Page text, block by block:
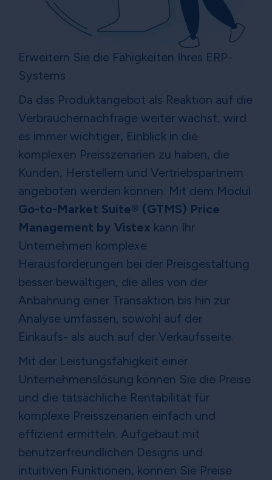
Erweitern Sie die Fähigkeiten Ihres ERP-
Systems
Da das Produktangebot als Reaktion auf die
Verbrauchernachfrage weiter wächst, wird
es immer wichtiger, Einblick in die
komplexen Preisszenarien zu haben, die
Kunden, Herstellern und Vertriebspartnern
angeboten werden können. Mit dem Modul
Go-to-Market Suite® (GTMS) Price
Management by Vistex kann Ihr
Unternehmen komplexe
Herausforderungen bei der Preisgestaltung
besser bewältigen, die alles von der
Anbahnung einer Transaktion bis hin zur
Analyse umfassen, sowohl auf der
Einkaufs- als auch auf der Verkaufsseite.
Mit der Leistungsfähigkeit einer
Unternehmenslösung können Sie die Preise
und die tatsächliche Rentabilität für
komplexe Preisszenarien einfach und
effizient ermitteln. Aufgebaut mit
benutzerfreundlichen Designs und
intuitiven Funktionen, können Sie Preise